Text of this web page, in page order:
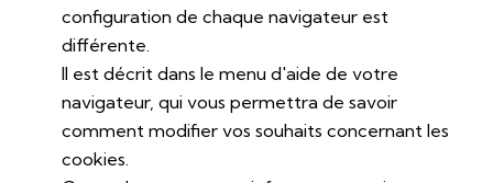
configuration de chaque navigateur est
différente.
Il est décrit dans le menu d'aide de votre
navigateur, qui vous permettra de savoir
comment modifier vos souhaits concernant les
cookies.